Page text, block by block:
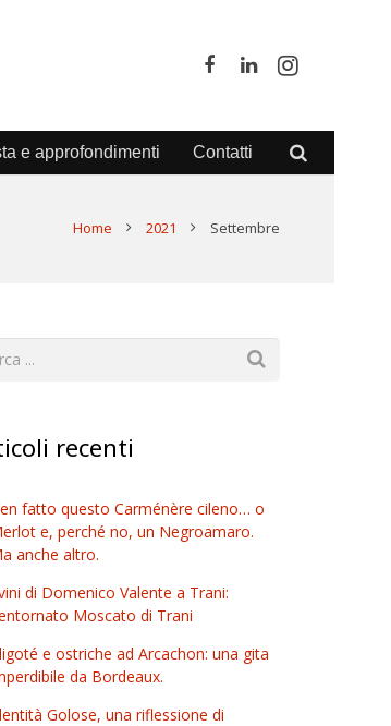
e approfondimenti Contatti
Home 2021 Settembre
recenti
fatto questo Carménère cileno… o
e, perché no, un Negroamaro.
anche altro.
di Domenico Valente a Trani:
Moscato di Trani
e ostriche ad Arcachon: una gita
da Bordeaux.
Golose, una riflessione di